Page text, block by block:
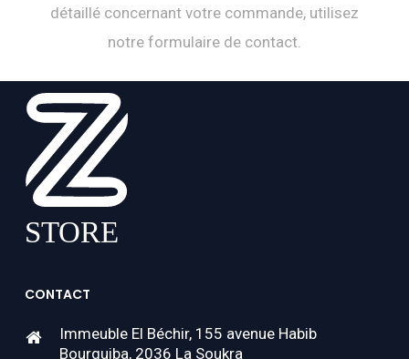
détaillé concernant votre commande, utilisez
notre formulaire de contact.
CONTACT
Immeuble El Béchir, 155 avenue Habib
Bourguiba, 2036 La Soukra